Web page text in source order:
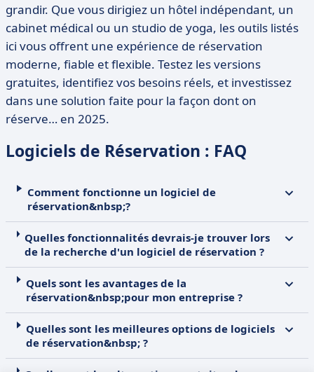
grandir. Que vous dirigiez un hôtel indépendant, un
cabinet médical ou un studio de yoga, les outils listés
ici vous offrent une expérience de réservation
moderne, fiable et flexible. Testez les versions
gratuites, identifiez vos besoins réels, et investissez
dans une solution faite pour la façon dont on
réserve… en 2025.
Logiciels de Réservation : FAQ
Comment fonctionne un logiciel de
réservation&nbsp;?
Quelles fonctionnalités devrais-je trouver lors
de la recherche d'un logiciel de réservation ?
Quels sont les avantages de la
réservation&nbsp;pour mon entreprise ?
Quelles sont les meilleures options de logiciels
de réservation&nbsp; ?